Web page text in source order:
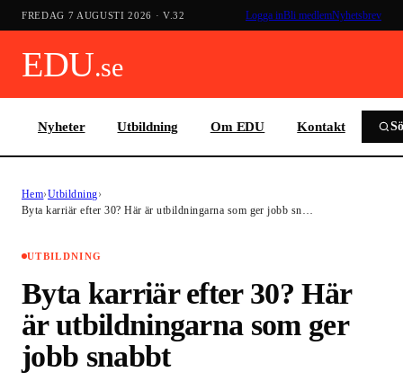
FREDAG 7 AUGUSTI 2026 · V.32 Logga inBli medlemNyhetsbrev
EDU.se
Nyheter Utbildning Om EDU Kontakt
Hem›Utbildning›
Byta karriär efter 30? Här är utbildningarna som ger jobb sn…
UTBILDNING
Byta karriär efter 30? Här
är utbildningarna som ger
jobb snabbt